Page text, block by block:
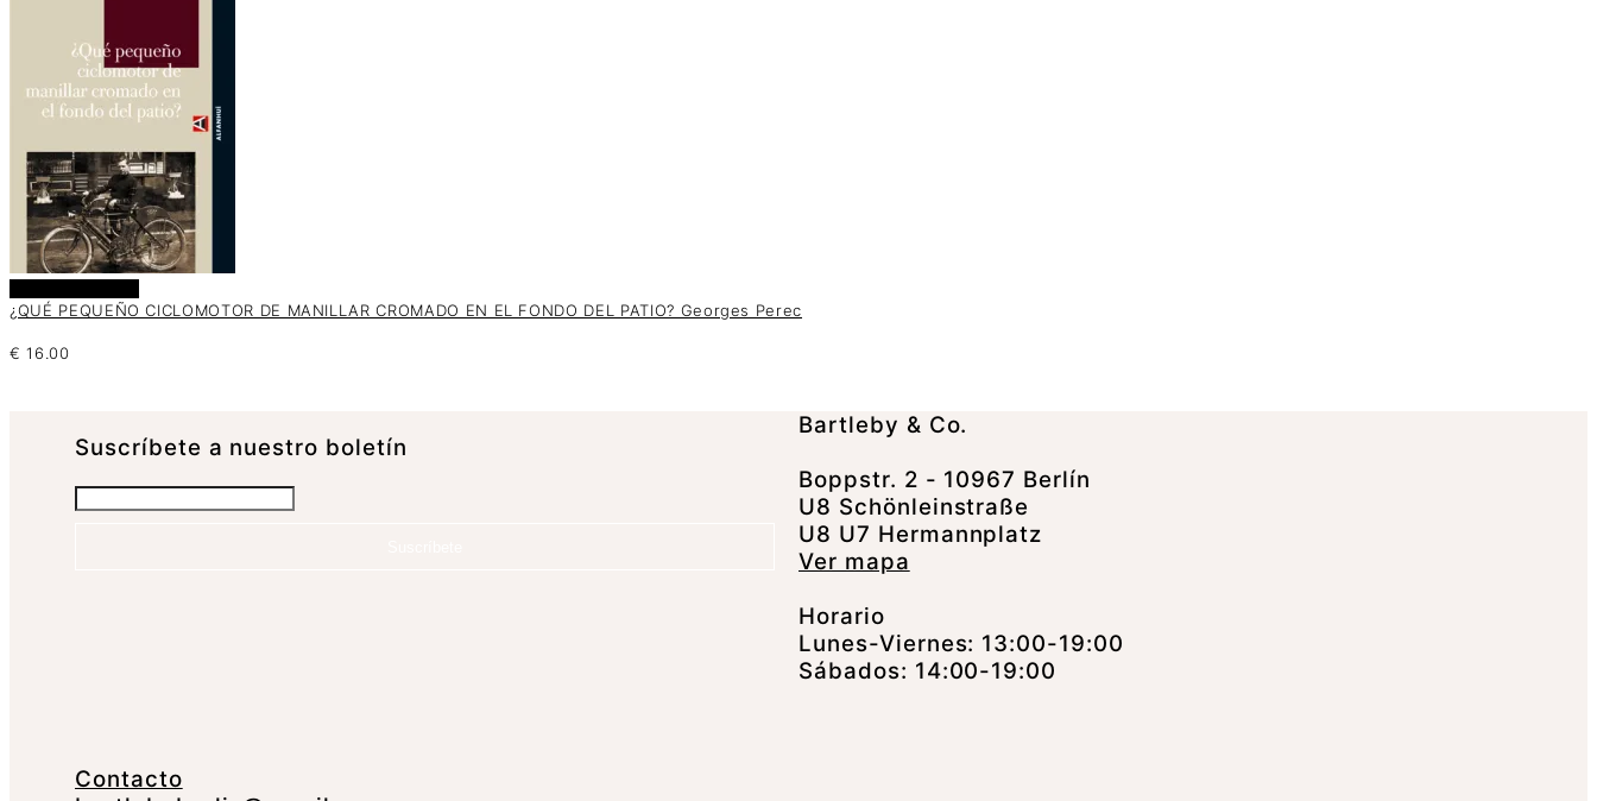
¿QUÉ PEQUEÑO CICLOMOTOR DE MANILLAR CROMADO EN EL FONDO DEL PATIO? Georges Perec
€ 16.00
Suscrí­bete a nuestro boletín
Bartleby & Co.
Boppstr. 2 - 10967 Berlín
U8 Schönleinstraße
U8 U7 Hermannplatz
Ver mapa
Horario
Lunes-Viernes: 13:00-19:00
Sábados: 14:00-19:00
Contacto